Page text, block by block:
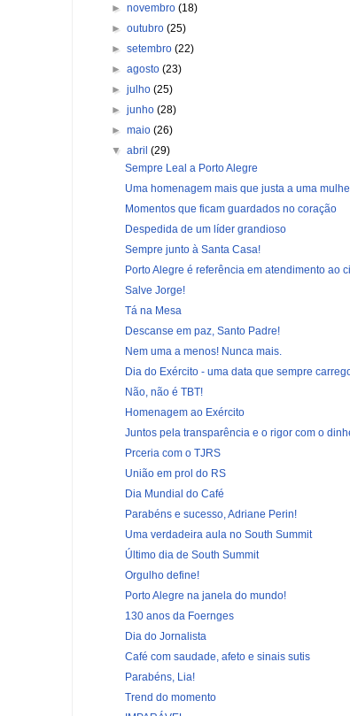
►novembro(18)
►outubro(25)
►setembro(22)
►agosto(23)
►julho(25)
►junho(28)
►maio(26)
▼abril(29)
Sempre Leal a Porto Alegre
Uma homenagem mais que justa a uma
Momentos que ficam guardados no coração
Despedida de um líder grandioso
Sempre junto à Santa Casa!
Porto Alegre é referência em atendimento ao
Salve Jorge!
Tá na Mesa
Descanse em paz, Santo Padre!
Nem uma a menos! Nunca mais.
Dia do Exército - uma data que sempre
Não, não é TBT!
Homenagem ao Exército
Juntos pela transparência e o rigor com o
Prceria com o TJRS
União em prol do RS
Dia Mundial do Café
Parabéns e sucesso, Adriane Perin!
Uma verdadeira aula no South Summit
Último dia de South Summit
Orgulho define!
Porto Alegre na janela do mundo!
130 anos da Foernges
Dia do Jornalista
Café com saudade, afeto e sinais sutis
Parabéns, Lia!
Trend do momento